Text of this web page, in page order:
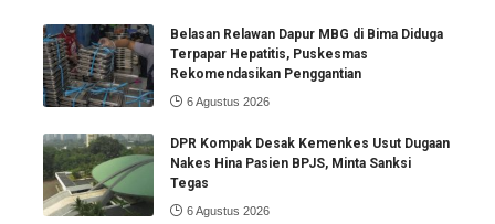
Belasan Relawan Dapur MBG di Bima Diduga
Terpapar Hepatitis, Puskesmas
Rekomendasikan Penggantian
6 Agustus 2026
DPR Kompak Desak Kemenkes Usut Dugaan
Nakes Hina Pasien BPJS, Minta Sanksi
Tegas
6 Agustus 2026